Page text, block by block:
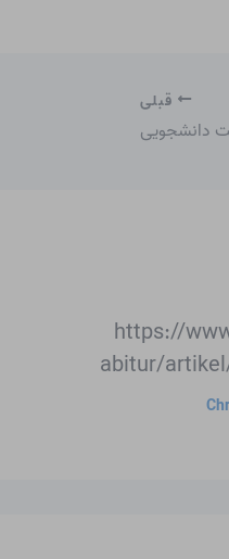
قبلی
دانشجویی
https://
abitur/